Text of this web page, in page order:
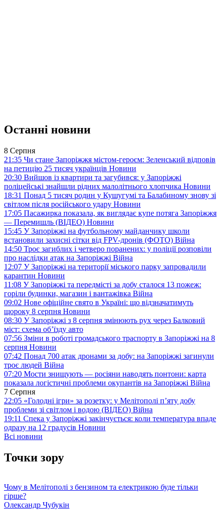
Останні новини
8 Серпня
21:35 Чи стане Запоріжжя містом-героєм: Зеленський відповів
на петицію 25 тисяч українців Новини
20:30 Вийшов із квартири та загубився: у Запоріжжі
поліцейські знайшли рідних малолітнього хлопчика Новини
18:31 Понад 5 тисяч родин у Кушугумі та Балабиному знову зі
світлом після російського удару Новини
17:05 Пасажирка показала, як виглядає купе потяга Запоріжжя
— Перемишль (ВІДЕО) Новини
15:45 У Запоріжжі на футбольному майданчику школи
встановили захисні сітки від FPV-дронів (ФОТО) Війна
14:50 Троє загиблих і четверо поранених: у поліції розповіли
про наслідки атак на Запоріжжі Війна
12:07 У Запоріжжі на території міського парку запровадили
карантин Новини
11:08 У Запоріжжі та передмісті за добу сталося 13 пожеж:
горіли будинки, магазин і вантажівка Війна
09:02 Нове офіційне свято в Україні: що відзначатимуть
щороку 8 серпня Новини
08:30 У Запоріжжі з 8 серпня змінюють рух через Балковий
міст: схема об’їзду авто
07:56 Зміни в роботі громадського траспорту в Запоріжжі на 8
серпня Новини
07:42 Понад 700 атак дронами за добу: на Запоріжжі загинули
троє людей Війна
07:20 Мости знищують — росіяни наводять понтони: карта
показала логістичні проблеми окупантів на Запоріжжі Війна
7 Серпня
22:05 «Голодні ігри» за розетку: у Мелітополі п’яту добу
проблеми зі світлом і водою (ВІДЕО) Війна
19:11 Спека у Запоріжжі закінчується: коли температура впаде
одразу на 12 градусів Новини
Всі новини
Точки зору
Чому в Мелітополі з бензином та електрикою буде тільки
гірше?
Олександр Чубукін